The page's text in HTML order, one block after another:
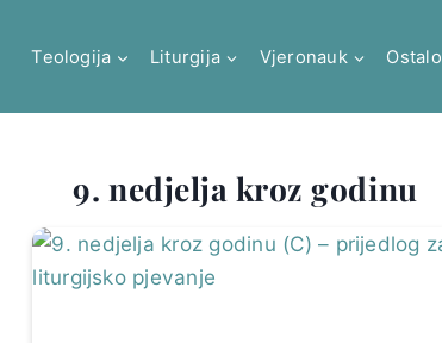
Teologija Liturgija Vjeronauk Ostalo
9. nedjelja kroz godinu